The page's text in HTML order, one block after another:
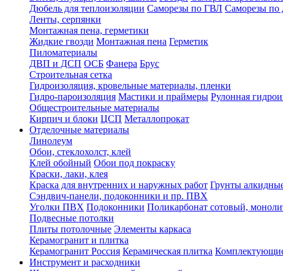
Дюбель для теплоизоляции Саморезы по ГВЛ Саморезы по
Ленты, серпянки
Монтажная пена, герметики
Жидкие гвозди Монтажная пена Герметик
Пиломатериалы
ДВП и ДСП ОСБ Фанера Брус
Строительная сетка
Гидроизоляция, кровельные материалы, пленки
Гидро-пароизоляция Мастики и праймеры Рулонная
Общестроительные материалы
Кирпич и блоки ЦСП Металлопрокат
Отделочные материалы
Линолеум
Обои, стеклохолст, клей
Клей обойный Обои под покраску
Краски, лаки, клея
Краска для внутренних и наружных работ Грунты
Сэндвич-панели, подоконники и пр. ПВХ
Уголки ПВХ Подоконники Поликарбонат сотовый,
Подвесные потолки
Плиты потолочные Элементы каркаса
Керамогранит и плитка
Керамогранит Россия Керамическая плитка
Инструмент и расходники